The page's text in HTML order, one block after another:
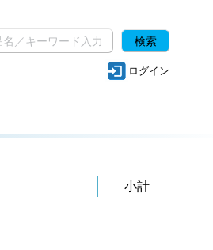
ログイン
小計